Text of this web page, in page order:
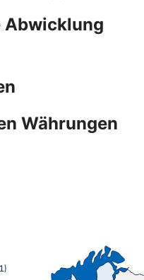
Abwicklung
Währungen